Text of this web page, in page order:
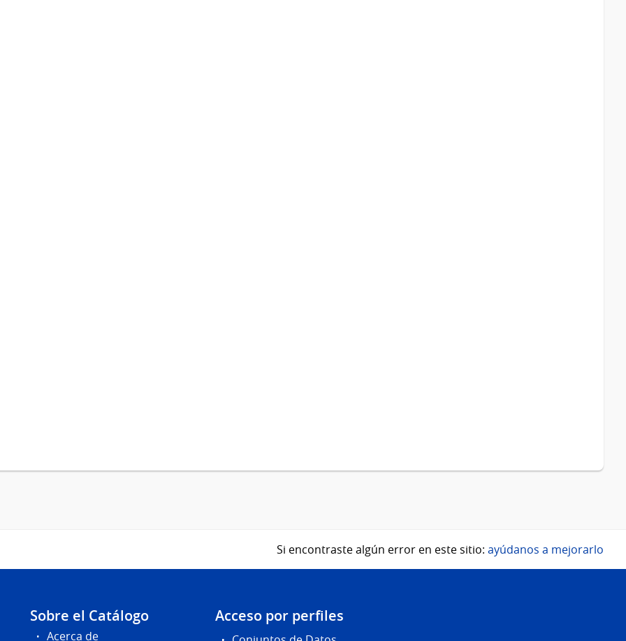
Si encontraste algún error en este sitio: ayúdanos a mejorarlo
Sobre el Catálogo
Acerca de
Acceso por perfiles